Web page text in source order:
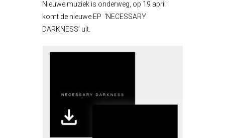
Nieuwe muziek is onderweg, op 19 april
komt de nieuwe EP ‘NECESSARY
DARKNESS’ uit.